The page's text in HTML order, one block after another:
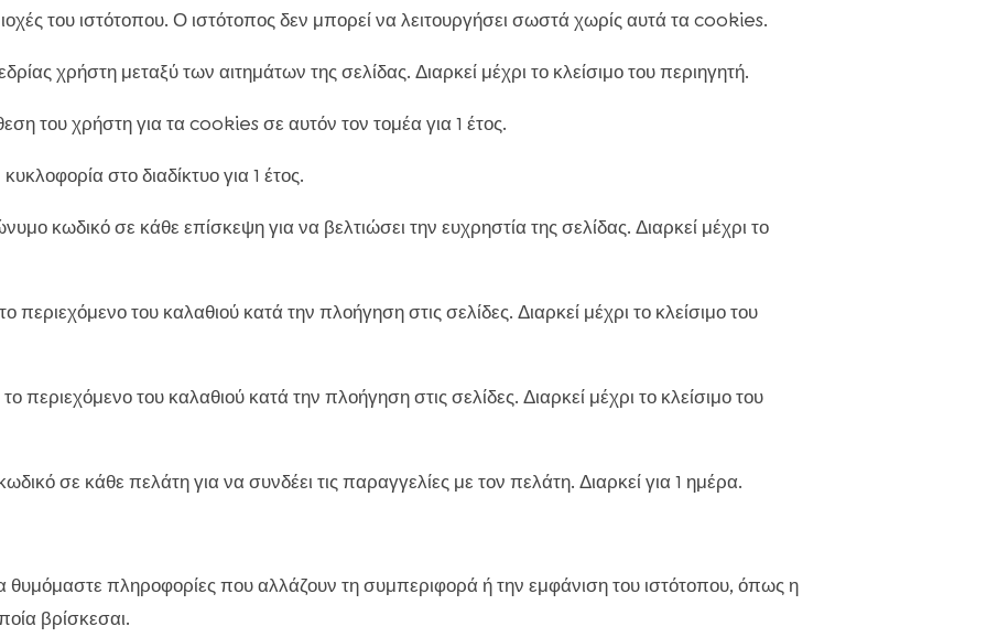
του ιστότοπου. Ο ιστότοπος δεν μπορεί να λειτουργήσει σωστά χωρίς αυτά τα cookies.
χρήστη μεταξύ των αιτημάτων της σελίδας. Διαρκεί μέχρι το κλείσιμο του περιηγητή.
του χρήστη για τα cookies σε αυτόν τον τομέα για 1 έτος.
στο διαδίκτυο για 1 έτος.
κωδικό σε κάθε επίσκεψη για να βελτιώσει την ευχρηστία της σελίδας. Διαρκεί μέχρι το
του καλαθιού κατά την πλοήγηση στις σελίδες. Διαρκεί μέχρι το κλείσιμο του
του καλαθιού κατά την πλοήγηση στις σελίδες. Διαρκεί μέχρι το κλείσιμο του
σε κάθε πελάτη για να συνδέει τις παραγγελίες με τον πελάτη. Διαρκεί για 1 ημέρα.
πληροφορίες που αλλάζουν τη συμπεριφορά ή την εμφάνιση του ιστότοπου, όπως η
βρίσκεσαι.